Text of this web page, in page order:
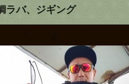
ラバ、ジギング